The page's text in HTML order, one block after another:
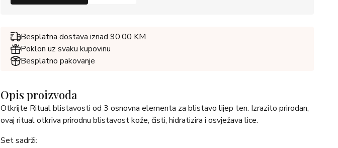
Besplatna dostava iznad 90,00 KM
Poklon uz svaku kupovinu
Besplatno pakovanje
Opis proizvoda
Otkrijte Ritual blistavosti od 3 osnovna elementa za blistavo lijep ten. Izrazito prirodan,
ovaj ritual otkriva prirodnu blistavost kože, čisti, hidratizira i osvježava lice.
Set sadrži: